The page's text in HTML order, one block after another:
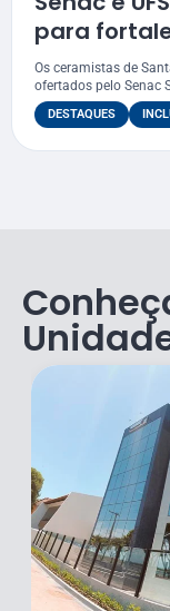
para
artesanato
Francisco
Os ceramistas de
ofertados pelo Senac
DESTAQUES